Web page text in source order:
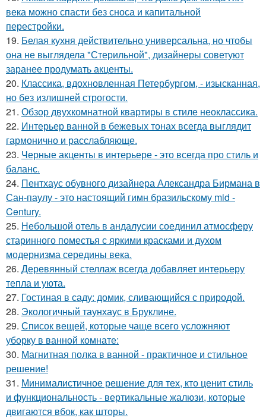
века можно спасти без сноса и капитальной
перестройки.
19. Белая кухня действительно универсальна, но чтобы
она не выглядела "Стерильной", дизайнеры советуют
заранее продумать акценты.
20. Классика, вдохновленная Петербургом, - изысканная,
но без излишней строгости.
21. Обзор двухкомнатной квартиры в стиле неоклассика.
22. Интерьер ванной в бежевых тонах всегда выглядит
гармонично и расслабляюще.
23. Черные акценты в интерьере - это всегда про стиль и
баланс.
24. Пентхаус обувного дизайнера Александра Бирмана в
Сан-паулу - это настоящий гимн бразильскому mid -
Century.
25. Небольшой отель в андалусии соединил атмосферу
старинного поместья с яркими красками и духом
модернизма середины века.
26. Деревянный стеллаж всегда добавляет интерьеру
тепла и уюта.
27. Гостиная в саду: домик, сливающийся с природой.
28. Экологичный таунхаус в Бруклине.
29. Список вещей, которые чаще всего усложняют
уборку в ванной комнате:
30. Магнитная полка в ванной - практичное и стильное
решение!
31. Минималистичное решение для тех, кто ценит стиль
и функциональность - вертикальные жалюзи, которые
двигаются вбок, как шторы.